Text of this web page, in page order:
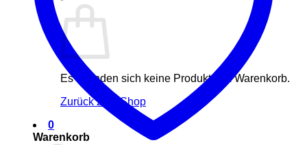
Es befinden sich keine Produkte im Warenkorb.
Zurück zum Shop
0
Warenkorb